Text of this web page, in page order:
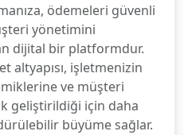
ödemeleri güvenli
yönetimini
dijital bir platformdur.
altyapısı, işletmenizin
ve müşteri
geliştirildiği için daha
büyüme sağlar.